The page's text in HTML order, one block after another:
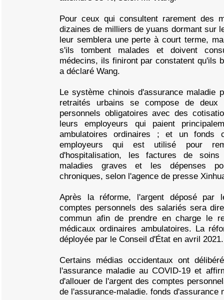
Pour ceux qui consultent rarement des
dizaines de milliers de yuans dormant sur
leur semblera une perte à court terme,
s'ils tombent malades et doivent
médecins, ils finiront par constatent qu'ils
a déclaré Wang.
Le système chinois d'assurance maladie
retraités urbains se compose de
personnels obligatoires avec des
leurs employeurs qui paient
ambulatoires ordinaires ; et un fonds
employeurs qui est utilisé pour
d'hospitalisation, les factures de
maladies graves et les dépenses
chroniques, selon l'agence de presse
Après la réforme, l'argent déposé par
comptes personnels des salariés sera
commun afin de prendre en charge le
médicaux ordinaires ambulatoires. La
déployée par le Conseil d'État en avril 2021.
Certains médias occidentaux ont
l'assurance maladie au COVID-19 et
d'allouer de l'argent des comptes
de l'assurance-maladie. fonds d'assurance